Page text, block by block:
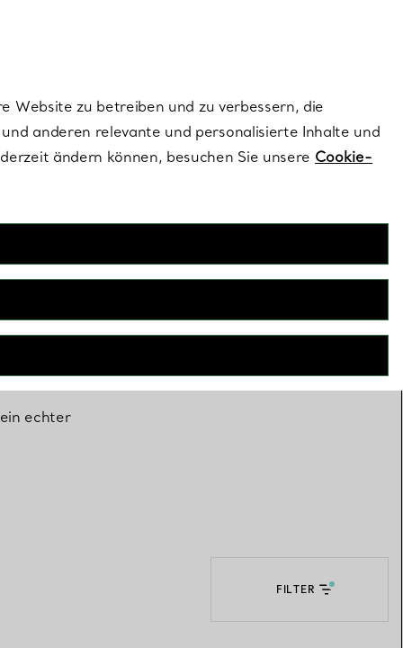
echter
FILTER
Website zu betreiben und zu verbessern, die
anderen relevante und personalisierte Inhalte und
ändern können, besuchen Sie unsere Cookie-